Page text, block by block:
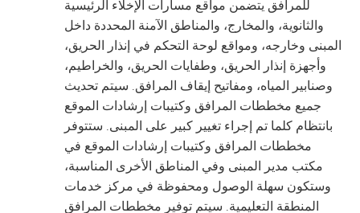
للمرافق يتضمن مواقع مسارات الإخلاء الرئيسية
والثانوية، والمخارج، والمناطق الآمنة المحددة داخل
المبنى وخارجه، ومواقع لوحة التحكم في إنذار الحريق،
وأجهزة إنذار الحريق، وطفايات الحريق، والخراطيم،
وصنابير المياه، ومفاتيح إيقاف المرافق. سيتم تحديث
جميع مخططات المرافق وكتيبات إرشادات الموقع
بانتظام كلما تم إجراء تغيير كبير على المبنى. ستتوفر
مخططات المرافق وكتيبات إرشادات الموقع في
مكتب مدير المبنى وفي المناطق الأخرى المناسبة،
وستكون سهلة الوصول ومحفوظة في مركز خدمات
المنطقة التعليمية. سيتم توفير مخططات المرافق